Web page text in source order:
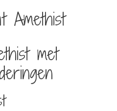
Amethist
met